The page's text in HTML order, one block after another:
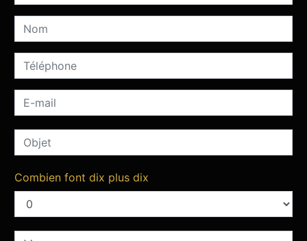
Combien font dix plus dix